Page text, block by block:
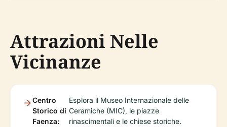
Attrazioni Nelle
Vicinanze
Centro
Storico di
Faenza:
Esplora il Museo Internazionale delle
Ceramiche (MIC), le piazze
rinascimentali e le chiese storiche.